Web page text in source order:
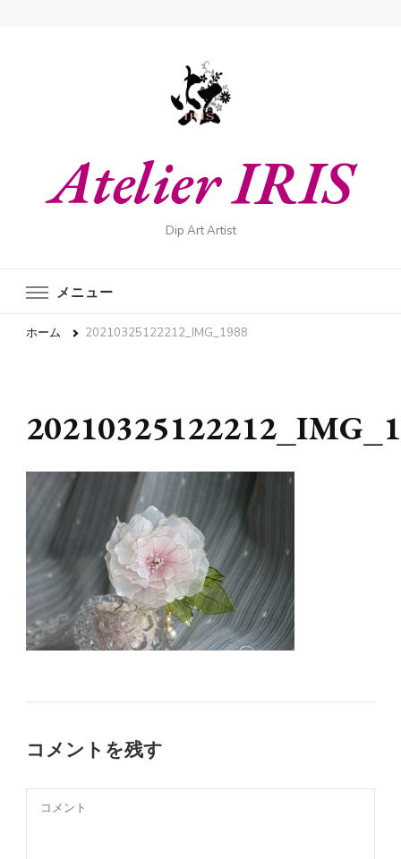
Atelier IRIS
Dip Art Artist
メニュー
ホーム 20210325122212_IMG_1988
コメントを残す